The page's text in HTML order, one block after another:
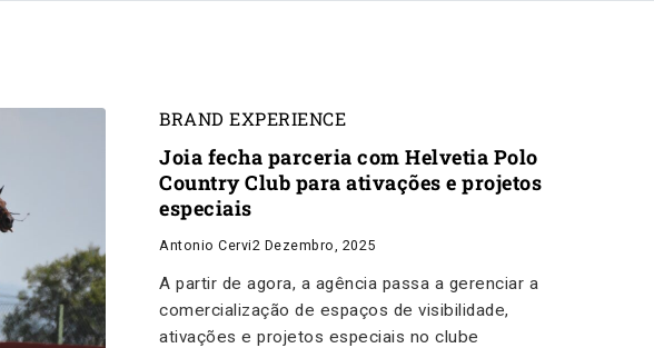
BRAND EXPERIENCE
Joia fecha parceria com Helvetia Polo
Country Club para ativações e projetos
especiais
Antonio Cervi2 Dezembro, 2025
A partir de agora, a agência passa a gerenciar a
comercialização de espaços de visibilidade,
ativações e projetos especiais no clube